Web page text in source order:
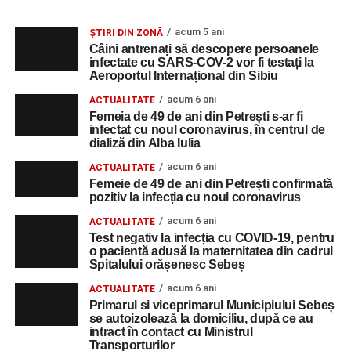
ȘTIRI DIN ZONĂ acum 5 ani
Câini antrenați să descopere persoanele
infectate cu SARS-COV-2 vor fi testați la
Aeroportul Internațional din Sibiu
ACTUALITATE acum 6 ani
Femeia de 49 de ani din Petrești s-ar fi
infectat cu noul coronavirus, în centrul de
dializă din Alba Iulia
ACTUALITATE acum 6 ani
Femeie de 49 de ani din Petrești confirmată
pozitiv la infecția cu noul coronavirus
ACTUALITATE acum 6 ani
Test negativ la infecția cu COVID-19, pentru
o pacientă adusă la maternitatea din cadrul
Spitalului orășenesc Sebeș
ACTUALITATE acum 6 ani
Primarul si viceprimarul Municipiului Sebeș
se autoizolează la domiciliu, după ce au
intract în contact cu Ministrul
Transporturilor